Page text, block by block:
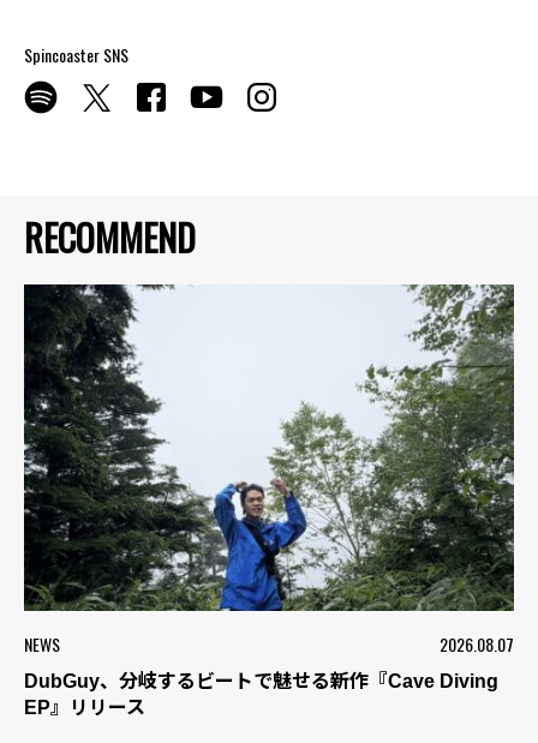
RECOMMEND
NEWS 2026.08.07
DubGuy、分岐するビートで魅せる新作『Cave Diving
EP』リリース
Spincoaster SNS